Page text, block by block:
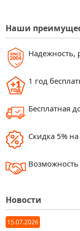
Наши
Надежность,
1 год
Бесплатная
Скидка 5%
Новости
15.07.2026